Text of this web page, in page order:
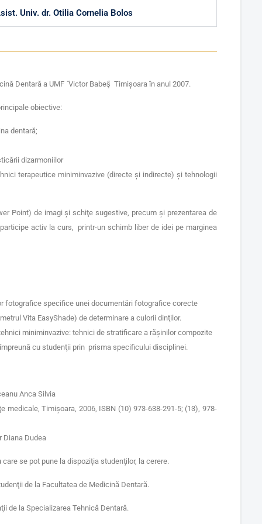
Univ. dr. Otilia Cornelia Bolos
Dentară a UMF ̋Victor Babeş̋ Timişoara în anul 2007.
obiective:
dentară;
dizarmoniilor
terapeutice miniminvazive (directe şi indirecte) şi tehnologii
Point) de imagi şi schiţe sugestive, precum şi prezentarea de
activ la curs, printr-un schimb liber de idei pe marginea
fotografice specifice unei documentări fotografice corecte
Vita EasyShade) de determinare a culorii dinţilor.
miniminvazive: tehnici de stratificare a răşinilor compozite
cu studenţii prin prisma specificului disciplinei.
Anca Silvia
medicale, Timişoara, 2006, ISBN (10) 973-638-291-5; (13), 978-
Diana Dudea
se pot pune la dispoziţia studenţilor, la cerere.
de la Facultatea de Medicină Dentară.
de la Specializarea Tehnică Dentară.